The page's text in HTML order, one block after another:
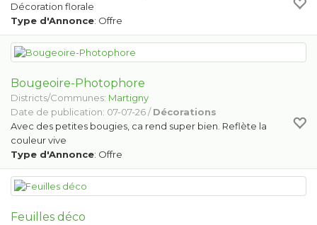
Décoration florale
Type d'Annonce: Offre
Bougeoire-Photophore
Districts/Communes: Martigny
Date de publication: 07-07-26 /Décorations
Avec des petites bougies, ca rend super bien. Reflète la
couleur vive
Type d'Annonce: Offre
Feuilles déco